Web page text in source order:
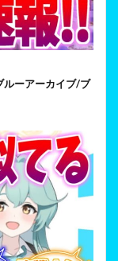
ルーアーカイブ/ブ